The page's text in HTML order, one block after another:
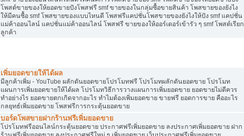
โพสต์ขายของให้ยอดขายปังโพสฟรี smf ขายของในกลุ่มซื้อขายสินค้า โพสขายของยังไง
ให้มีคนซื้อ smf โพสขายของแบบไหนดี โพสฟรีแคปชั่นโพสขายของยังไงให้ปัง smf แคปชั่น
แม่ค้าออนไลน์ แคปชั่นแม่ค้าออนไลน์ โพสฟรี ขายของให้ออร์เดอร์เข้ารัว ๆ smf โพสต์เรียก
ลูกค้า
เพิ่มยอดขายให้ได้ผล
มีลูกค้าเพิ่ม - YouTube ผลักดันยอดขายโปรโมทฟรี โปรโมทผลักดันยอดขาย โปรโมท
แผนการเพิ่มยอดขายให้ได้ผล โปรโมทวิธีการวางแผนการเพิ่มยอดขาย ยอดขายไม่ดีควร
ทำอย่างไร ยอดขายตกเกิดจากอะไร ทำไมต้องเพิ่มยอดขาย ขายฟรี ยอดการขาย คืออะไร
กลยุทธ์เพิ่มยอดขาย โพสฟรีการกระตุ้นยอดขาย
บอร์ดโพสขายฝากร้านฟรีเพิ่มยอดขาย
โปรโมทฟรีออนไลน์กระตุ้นยอดขาย ประกาศฟรีเพิ่มยอดขาย ลงประกาศเพิ่มยอดขาย ฝาก